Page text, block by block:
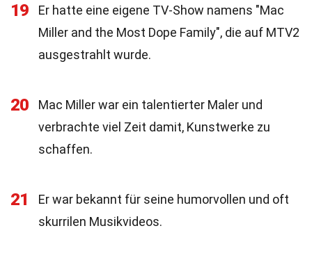
19
Er hatte eine eigene TV-Show namens "Mac
Miller and the Most Dope Family", die auf MTV2
ausgestrahlt wurde.
20
Mac Miller war ein talentierter Maler und
verbrachte viel Zeit damit, Kunstwerke zu
schaffen.
21
Er war bekannt für seine humorvollen und oft
skurrilen Musikvideos.